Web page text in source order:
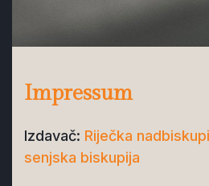
Impressum
Izdavač: Riječka
senjska biskupija